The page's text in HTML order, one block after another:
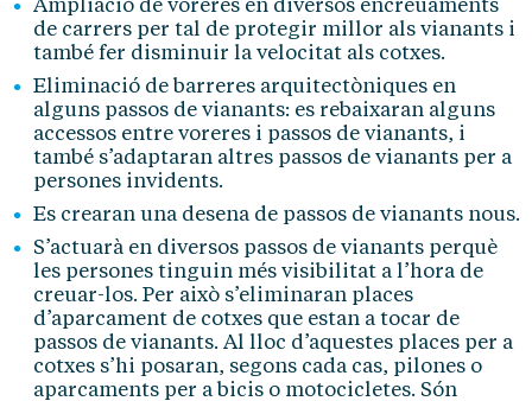
Ampliació de voreres en diversos encreuaments
de carrers per tal de protegir millor als vianants i
també fer disminuir la velocitat als cotxes.
Eliminació de barreres arquitectòniques en
alguns passos de vianants: es rebaixaran alguns
accessos entre voreres i passos de vianants, i
també s’adaptaran altres passos de vianants per a
persones invidents.
Es crearan una desena de passos de vianants nous.
S’actuarà en diversos passos de vianants perquè
les persones tinguin més visibilitat a l’hora de
creuar-los. Per això s’eliminaran places
d’aparcament de cotxes que estan a tocar de
passos de vianants. Al lloc d’aquestes places per a
cotxes s’hi posaran, segons cada cas, pilones o
aparcaments per a bicis o motocicletes. Són